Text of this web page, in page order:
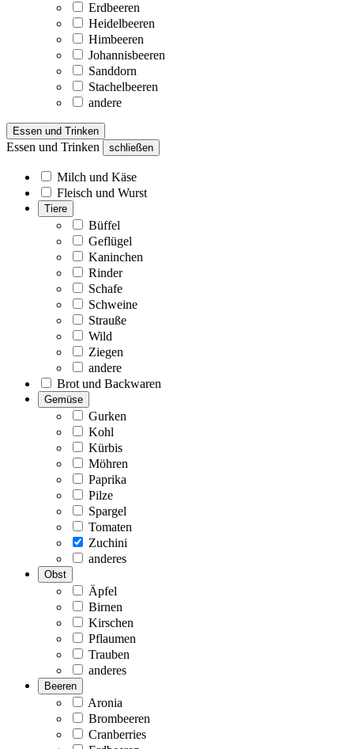
Erdbeeren
Heidelbeeren
Himbeeren
Johannisbeeren
Sanddorn
Stachelbeeren
andere
Essen und Trinken
Essen und Trinken schließen
Milch und Käse
Fleisch und Wurst
Tiere
Büffel
Geflügel
Kaninchen
Rinder
Schafe
Schweine
Strauße
Wild
Ziegen
andere
Brot und Backwaren
Gemüse
Gurken
Kohl
Kürbis
Möhren
Paprika
Pilze
Spargel
Tomaten
Zuchini
anderes
Obst
Äpfel
Birnen
Kirschen
Pflaumen
Trauben
anderes
Beeren
Aronia
Brombeeren
Cranberries